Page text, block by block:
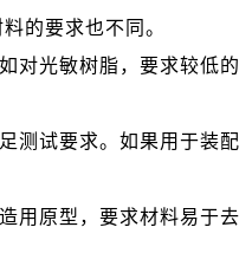
的要求也不同。
对光敏树脂，要求较低的
测试要求。如果用于装配
用原型，要求材料易于去